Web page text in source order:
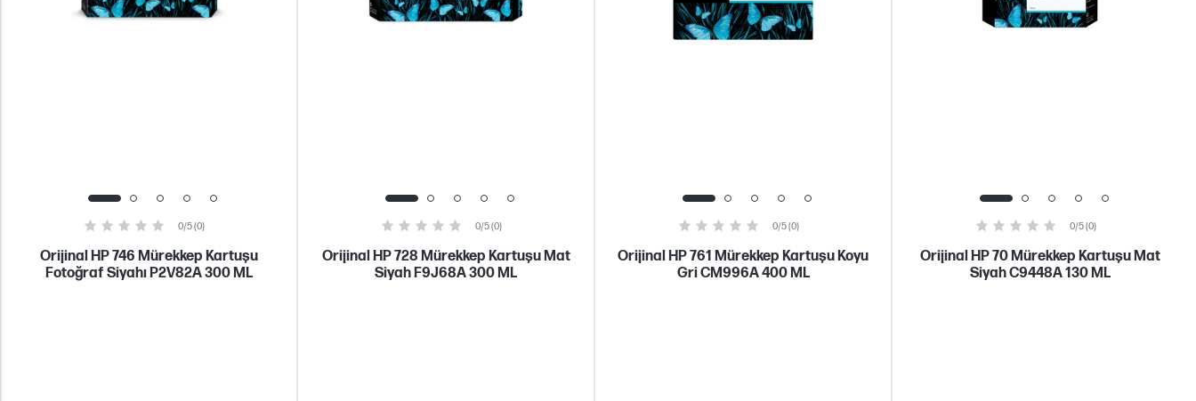
0/5 (0)
Orijinal HP 746 Mürekkep Kartuşu
Fotoğraf Siyahı P2V82A 300 ML
0/5 (0)
Orijinal HP 728 Mürekkep Kartuşu Mat
Siyah F9J68A 300 ML
0/5 (0)
Orijinal HP 761 Mürekkep Kartuşu Koyu
Gri CM996A 400 ML
0/5 (0)
Orijinal HP 70 Mürekkep Kartuşu Mat
Siyah C9448A 130 ML